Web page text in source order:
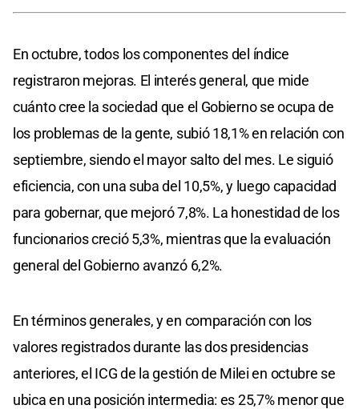
En octubre, todos los componentes del índice
registraron mejoras. El interés general, que mide
cuánto cree la sociedad que el Gobierno se ocupa de
los problemas de la gente, subió 18,1% en relación con
septiembre, siendo el mayor salto del mes. Le siguió
eficiencia, con una suba del 10,5%, y luego capacidad
para gobernar, que mejoró 7,8%. La honestidad de los
funcionarios creció 5,3%, mientras que la evaluación
general del Gobierno avanzó 6,2%.
En términos generales, y en comparación con los
valores registrados durante las dos presidencias
anteriores, el ICG de la gestión de Milei en octubre se
ubica en una posición intermedia: es 25,7% menor que